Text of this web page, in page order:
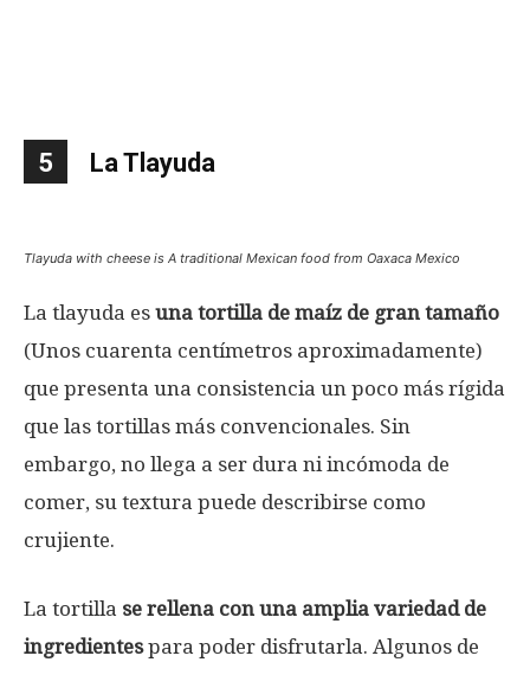
5 La Tlayuda
Tlayuda with cheese is A traditional Mexican food from Oaxaca Mexico
La tlayuda es una tortilla de maíz de gran tamaño
(Unos cuarenta centímetros aproximadamente)
que presenta una consistencia un poco más rígida
que las tortillas más convencionales. Sin
embargo, no llega a ser dura ni incómoda de
comer, su textura puede describirse como
crujiente.
La tortilla se rellena con una amplia variedad de
ingredientespara poder disfrutarla. Algunos de